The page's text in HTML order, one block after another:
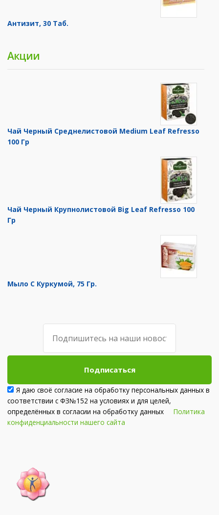
Антизит, 30 Таб.
Акции
Чай Черный Среднелистовой Medium Leaf Refresso
100 Гр
Чай Черный Крупнолистовой Big Leaf Refresso 100
Гр
Мыло С Куркумой, 75 Гр.
Подписаться
Я даю своё согласие на обработку персональных данных в
соответствии с ФЗ№152 на условиях и для целей,
определённых в согласии на обработку данных Политика
конфиденциальности нашего сайта